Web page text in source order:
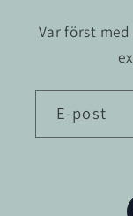
Var först
E-post